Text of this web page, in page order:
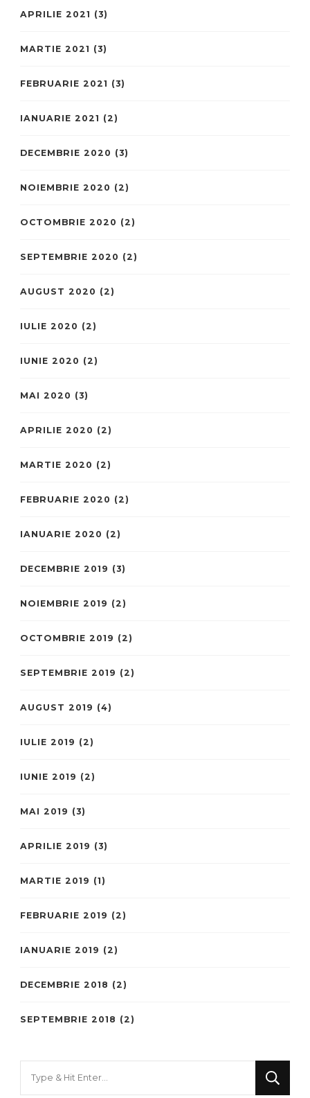
APRILIE 2021 (3)
MARTIE 2021 (3)
FEBRUARIE 2021 (3)
IANUARIE 2021 (2)
DECEMBRIE 2020 (3)
NOIEMBRIE 2020 (2)
OCTOMBRIE 2020 (2)
SEPTEMBRIE 2020 (2)
AUGUST 2020 (2)
IULIE 2020 (2)
IUNIE 2020 (2)
MAI 2020 (3)
APRILIE 2020 (2)
MARTIE 2020 (2)
FEBRUARIE 2020 (2)
IANUARIE 2020 (2)
DECEMBRIE 2019 (3)
NOIEMBRIE 2019 (2)
OCTOMBRIE 2019 (2)
SEPTEMBRIE 2019 (2)
AUGUST 2019 (4)
IULIE 2019 (2)
IUNIE 2019 (2)
MAI 2019 (3)
APRILIE 2019 (3)
MARTIE 2019 (1)
FEBRUARIE 2019 (2)
IANUARIE 2019 (2)
DECEMBRIE 2018 (2)
SEPTEMBRIE 2018 (2)